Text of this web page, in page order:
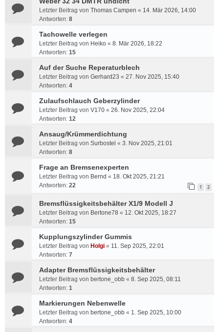
Letzter Beitrag von Thomas Campen « 14. Mär 2026, 14:00
Antworten: 8
Tachowelle verlegen
Letzter Beitrag von Heiko « 8. Mär 2026, 18:22
Antworten: 15
Auf der Suche Reperaturblech
Letzter Beitrag von Gerhard23 « 27. Nov 2025, 15:40
Antworten: 4
Zulaufschlauch Geberzylinder
Letzter Beitrag von V170 « 26. Nov 2025, 22:04
Antworten: 12
Ansaug/Krümmerdichtung
Letzter Beitrag von Surbostel « 3. Nov 2025, 21:01
Antworten: 8
Frage an Bremsenexperten
Letzter Beitrag von Bernd « 18. Okt 2025, 21:21
Antworten: 22 1 2
Bremsflüssigkeitsbehälter X1/9 Modell J
Letzter Beitrag von Bertone78 « 12. Okt 2025, 18:27
Antworten: 15
Kupplungszylinder Gummis
Letzter Beitrag von Holgi « 11. Sep 2025, 22:01
Antworten: 7
Adapter Bremsflüssigkeitsbehälter
Letzter Beitrag von bertone_obb « 8. Sep 2025, 08:11
Antworten: 1
Markierungen Nebenwelle
Letzter Beitrag von bertone_obb « 1. Sep 2025, 10:00
Antworten: 4